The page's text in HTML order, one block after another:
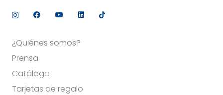
¿Quiénes somos?
Prensa
Catálogo
Tarjetas de regalo